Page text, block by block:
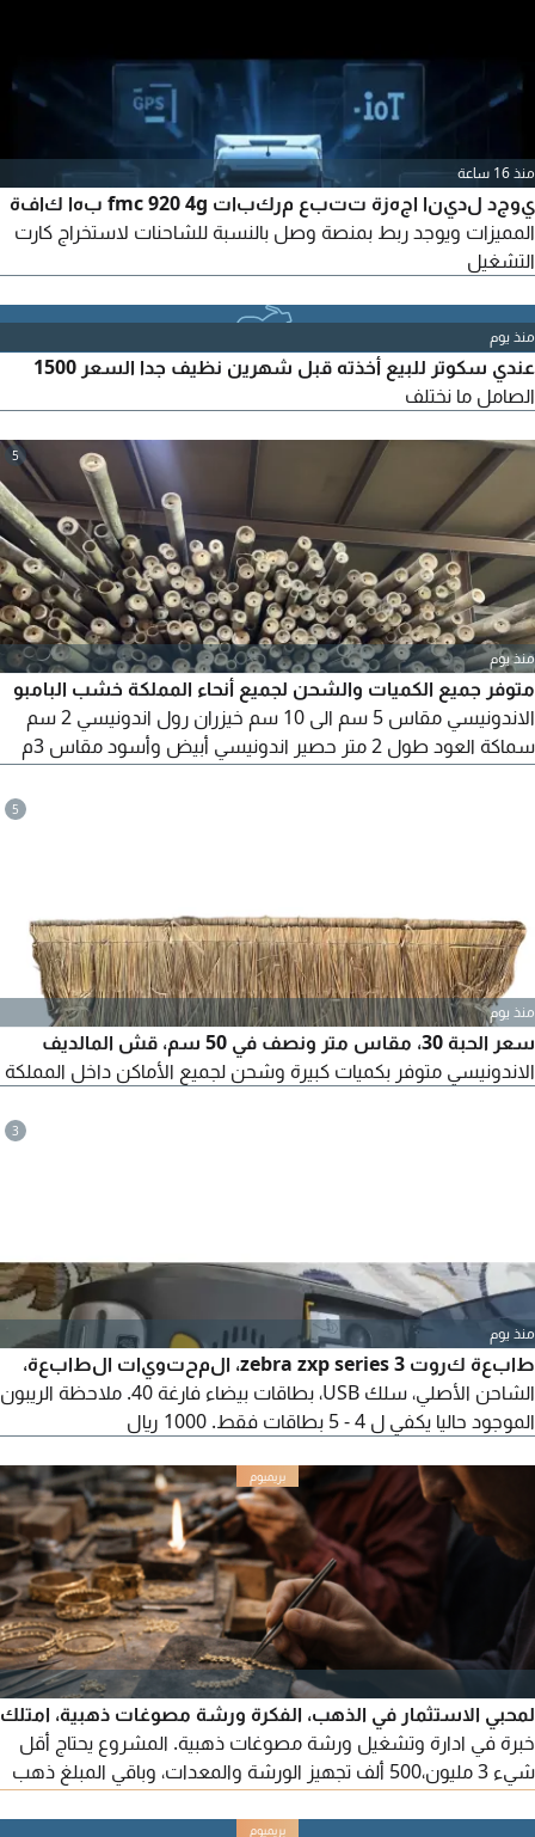
منذ 16 ساعة
يوجد لدينا اجهزة تتبع مركبات fmc 920 4g بها كافة
المميزات ويوجد ربط بمنصة وصل بالنسبة للشاحنات لاستخراج كارت
التشغيل
منذ يوم
عندي سكوتر للبيع أخذته قبل شهرين نظيف جدا السعر 1500
الصامل ما نختلف
5
منذ يوم
متوفر جميع الكميات والشحن لجميع أنحاء المملكة خشب البامبو
الاندونيسي مقاس 5 سم الى 10 سم خيزران رول اندونيسي 2 سم
سماكة العود طول 2 متر حصير اندونيسي أبيض وأسود مقاس 3م
5
منذ يوم
سعر الحبة 30، مقاس متر ونصف في 50 سم، قش المالديف
الاندونيسي متوفر بكميات كبيرة وشحن لجميع الأماكن داخل المملكة
3
منذ يوم
طابعة كروت zebra zxp series 3، المحتويات الطابعة،
الشاحن الأصلي، سلك USB، بطاقات بيضاء فارغة 40. ملاحظة الريبون
الموجود حاليا يكفي ل 4 - 5 بطاقات فقط. 1000 ريال
لمحبي الاستثمار في الذهب، الفكرة ورشة مصوغات ذهبية، امتلك
خبرة في ادارة وتشغيل ورشة مصوغات ذهبية. المشروع يحتاج أقل
شيء 3 مليون،500 ألف تجهيز الورشة والمعدات، وباقي المبلغ ذهب
على شكل ذهب، موقع المشروع في جدة، حاب تستفسر أكثر تواصل